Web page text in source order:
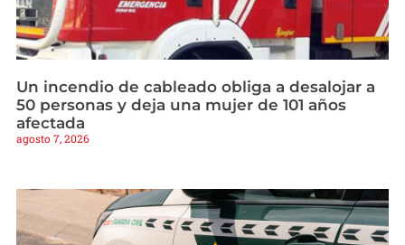
Un incendio de cableado obliga a desalojar a
50 personas y deja una mujer de 101 años
afectada
agosto 7, 2026